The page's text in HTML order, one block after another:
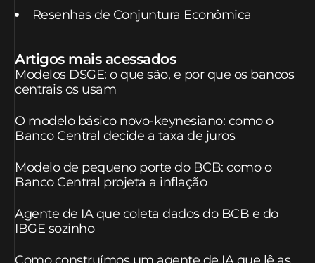
Resenhas de Conjuntura Econômica
Artigos mais acessados
Modelos DSGE: o que são, e por que os bancos
centrais os usam
O modelo básico novo-keynesiano: como o
Banco Central decide a taxa de juros
Modelo de pequeno porte do BCB: como o
Banco Central projeta a inflação
Agente de IA que coleta dados do BCB e do
IBGE sozinho
Como construímos um agente de IA que lê as